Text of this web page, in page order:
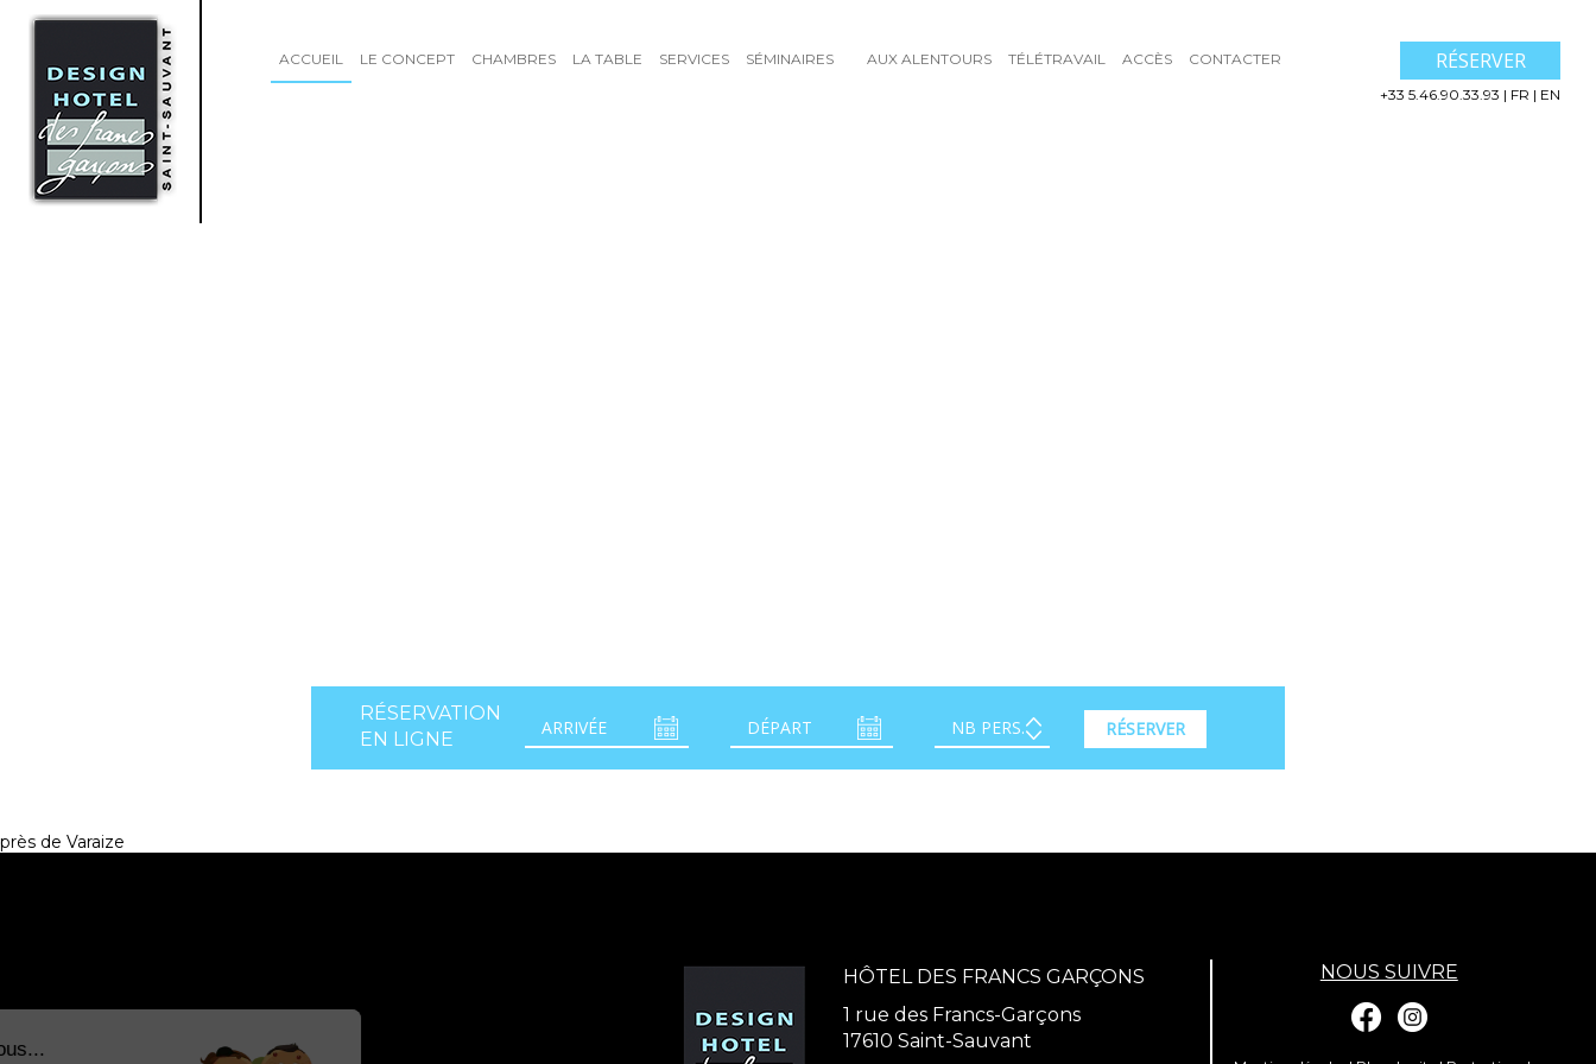
ACCUEIL LE CONCEPT CHAMBRES LA TABLE SERVICES SÉMINAIRES AUX ALENTOURS TÉLÉTRAVAIL ACCÈS CONTACTER RÉSERVER
+33 5.46.90.33.93 | FR | EN
RÉSERVATION
EN LIGNE
RÉSERVER
près de Varaize
HÔTEL DES FRANCS GARÇONS
1 rue des Francs-Garçons
17610 Saint-Sauvant
NOUS SUIVRE
Salut c'est nous...